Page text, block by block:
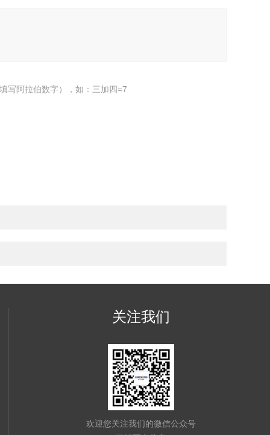
写阿拉伯数字），如：三加四=7
关注我们
欢迎您关注我们的微信公众号